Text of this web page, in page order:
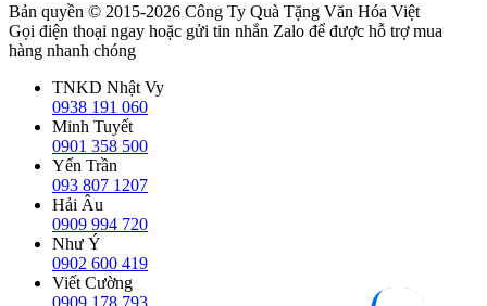
Bản quyền © 2015-2026 Công Ty Quà Tặng Văn Hóa Việt
Gọi điện thoại ngay hoặc gửi tin nhắn Zalo để được hỗ trợ mua
hàng nhanh chóng
TNKD Nhật Vy
0938 191 060
Minh Tuyết
0901 358 500
Yến Trần
093 807 1207
Hải Âu
0909 994 720
Như Ý
0902 600 419
Viết Cường
0909 178 793